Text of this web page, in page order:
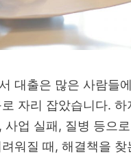
대출은 많은 사람들
자리 잡았습니다. 하
사업 실패, 질병 등으
워질 때, 해결책을 찾